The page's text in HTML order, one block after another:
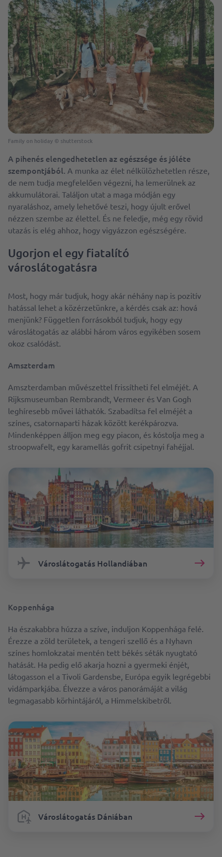
Family on holiday © shutterstock
A pihenés elengedhetetlen az egészsége és jóléte
szempontjából. A munka az élet nélkülözhetetlen része,
de nem tudja megfelelően végezni, ha lemerülnek az
akkumulátorai. Találjon utat a maga módján egy
nyaraláshoz, amely lehetővé teszi, hogy újult erővel
nézzen szembe az élettel. És ne feledje, még egy rövid
utazás is elég ahhoz, hogy vigyázzon egészségére.
Ugorjon el egy fiatalító
városlátogatásra
Most, hogy már tudjuk, hogy akár néhány nap is pozitív
hatással lehet a közérzetünkre, a kérdés csak az: hová
menjünk? Független forrásokból tudjuk, hogy egy
városlátogatás az alábbi három város egyikében sosem
okoz csalódást.
Amszterdam
Amszterdamban művészettel frissítheti fel elméjét. A
Rijksmuseumban Rembrandt, Vermeer és Van Gogh
leghíresebb művei láthatók. Szabadítsa fel elméjét a
színes, csatornaparti házak között kerékpározva.
Mindenképpen álljon meg egy piacon, és kóstolja meg a
stroopwafelt, egy karamellás gofrit csipetnyi fahéjjal.
Városlátogatás Hollandiában
Koppenhága
Ha északabbra húzza a szíve, induljon Koppenhága felé.
Érezze a zöld területek, a tengeri szellő és a Nyhavn
színes homlokzatai mentén tett békés séták nyugtató
hatását. Ha pedig elő akarja hozni a gyermeki énjét,
látogasson el a Tivoli Gardensbe, Európa egyik legrégebbi
vidámparkjába. Élvezze a város panorámáját a világ
legmagasabb körhintájáról, a Himmelskibetről.
Városlátogatás Dániában